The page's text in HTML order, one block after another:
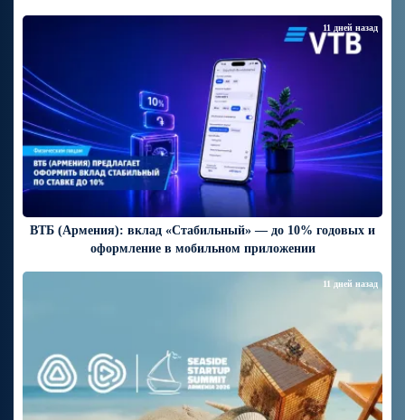
ВТБ (Армения): вклад «Стабильный» — до 10% годовых и
оформление в мобильном приложении
11 дней назад
11 дней назад